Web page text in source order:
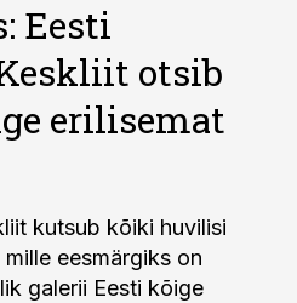
Eesti
otsib
erilisemat
kutsub kõiki huvilisi
eesmärgiks on
galerii Eesti kõige